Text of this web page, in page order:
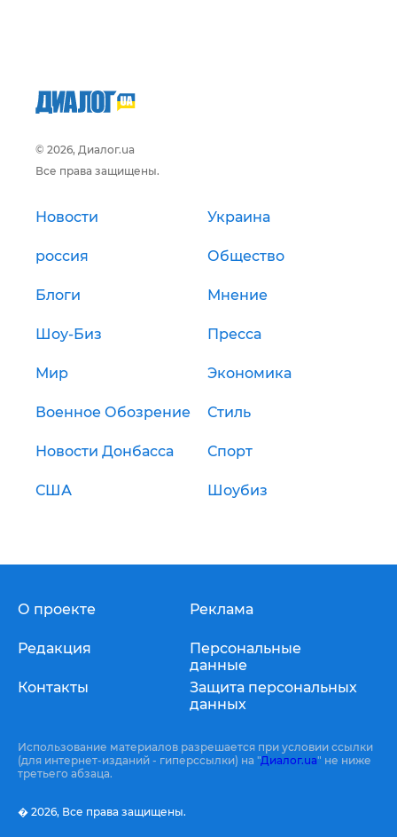
© 2026, Диалог.ua
Все права защищены.
Новости Украина
россия Общество
Блоги Мнение
Шоу-Биз Пресса
Мир Экономика
Военное Обозрение Стиль
Новости Донбасса Спорт
США Шоубиз
О проекте
Редакция
Контакты
Реклама
Персональные
данные
Защита персональных
данных
Использование материалов разрешается при условии ссылки
(для интернет-изданий - гиперссылки) на "Диалог.ua" не ниже
третьего абзаца.
� 2026, Все права защищены.